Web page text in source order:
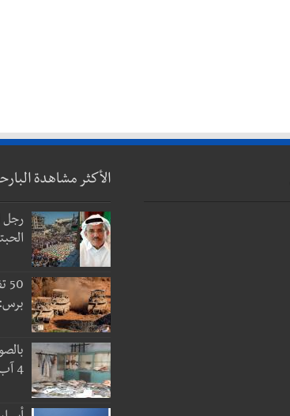
الأكثر مشاهدة
رجل
الحبتور :
4 آب - 2020 يكشف ك...